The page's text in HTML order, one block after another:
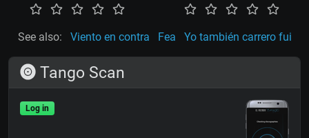
See also: Viento en contra Fea Yo también carrero fui
Tango Scan
Log in